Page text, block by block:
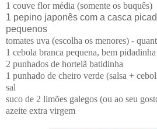
1 couve flor média (somente os buquês)
1 pepino japonês com a casca
pequenos
tomates uva (escolha os menores) -
1 cebola branca pequena, bem pidadinha
2 punhados de hortelã batidinha
1 punhado de cheiro verde (salsa +
sal
suco de 2 limões galegos (ou ao seu
azeite extra virgem